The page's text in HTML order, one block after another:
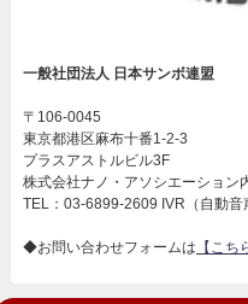
一般社団法人 日本サンボ連盟
〒106-0045
東京都港区麻布十番1-2-3
プラスアストルビル3F
株式会社ナノ・アソシエーション
TEL：03-6899-2609 IVR（自動音
◆お問い合わせフォームは 【こち